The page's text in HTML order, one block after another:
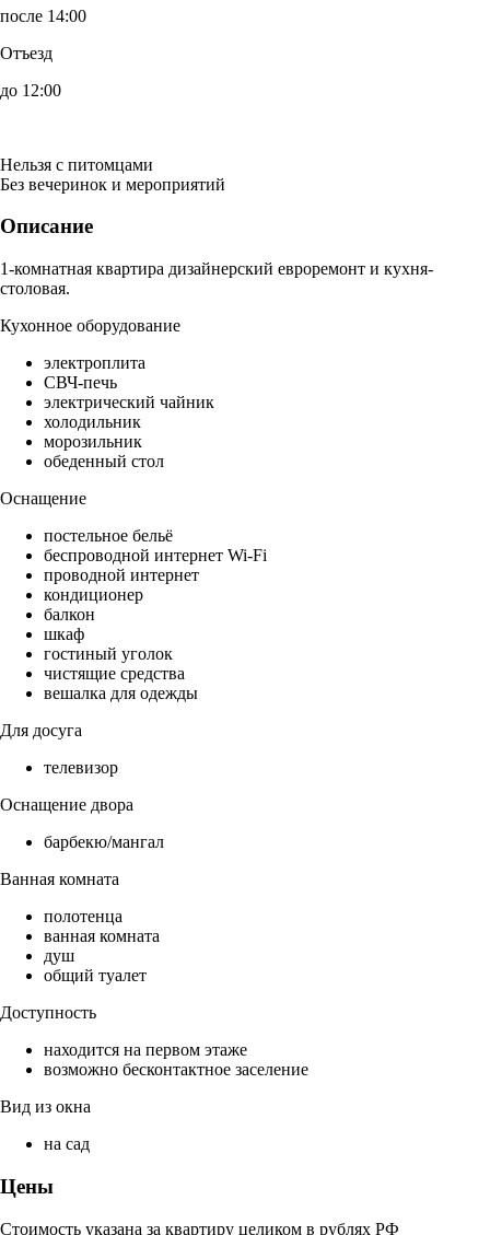
после 14:00
Отъезд
до 12:00
Нельзя с питомцами
Без вечеринок и мероприятий
Описание
1-комнатная квартира дизайнерский евроремонт и кухня-
столовая.
Кухонное оборудование
электроплита
СВЧ-печь
электрический чайник
холодильник
морозильник
обеденный стол
Оснащение
постельное бельё
беспроводной интернет Wi-Fi
проводной интернет
кондиционер
балкон
шкаф
гостиный уголок
чистящие средства
вешалка для одежды
Для досуга
телевизор
Оснащение двора
барбекю/мангал
Ванная комната
полотенца
ванная комната
душ
общий туалет
Доступность
находится на первом этаже
возможно бесконтактное заселение
Вид из окна
на сад
Цены
Стоимость указана за квартиру целиком в рублях РФ